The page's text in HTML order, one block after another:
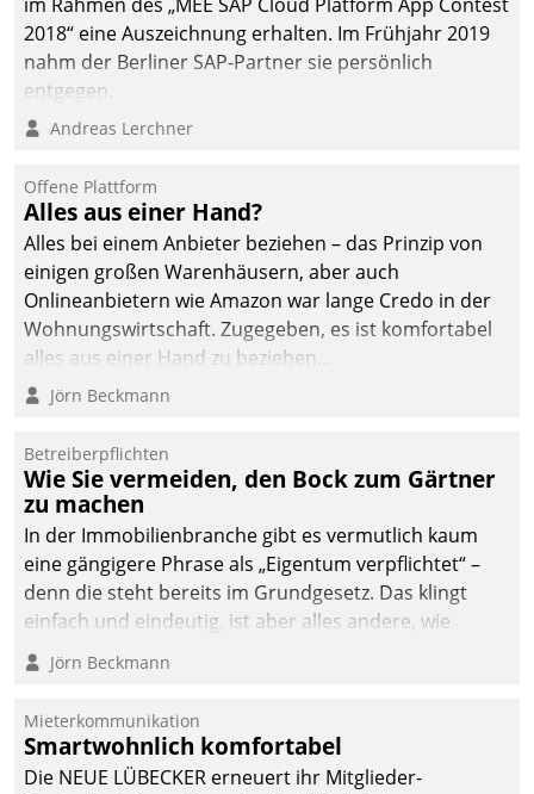
2018“ eine Auszeichnung erhalten. Im Frühjahr 2019
nahm der Berliner SAP-Partner sie persönlich
entgegen.
Andreas Lerchner
Offene Plattform
Alles aus einer Hand?
Alles bei einem Anbieter beziehen – das Prinzip von
einigen großen Warenhäusern, aber auch
Onlineanbietern wie Amazon war lange Credo in der
Wohnungswirtschaft. Zugegeben, es ist komfortabel
alles aus einer Hand zu beziehen...
Jörn Beckmann
Betreiberpflichten
Wie Sie vermeiden, den Bock zum Gärtner
zu machen
In der Immobilienbranche gibt es vermutlich kaum
eine gängigere Phrase als „Eigentum verpflichtet“ –
denn die steht bereits im Grundgesetz. Das klingt
einfach und eindeutig, ist aber alles andere, wie
Branchenbeschäftigte wissen. Denn mit der
Verantwortung folgen Verpflichtungen.
Jörn Beckmann
Mieterkommunikation
Smartwohnlich komfortabel
Die NEUE LÜBECKER erneuert ihr Mitglieder-